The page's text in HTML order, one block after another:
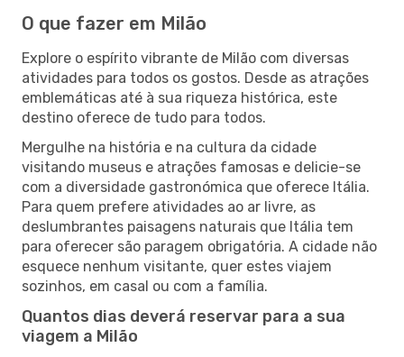
O que fazer em Milão
Explore o espírito vibrante de Milão com diversas
atividades para todos os gostos. Desde as atrações
emblemáticas até à sua riqueza histórica, este
destino oferece de tudo para todos.
Mergulhe na história e na cultura da cidade
visitando museus e atrações famosas e delicie-se
com a diversidade gastronómica que oferece Itália.
Para quem prefere atividades ao ar livre, as
deslumbrantes paisagens naturais que Itália tem
para oferecer são paragem obrigatória. A cidade não
esquece nenhum visitante, quer estes viajem
sozinhos, em casal ou com a família.
Quantos dias deverá reservar para a sua
viagem a Milão